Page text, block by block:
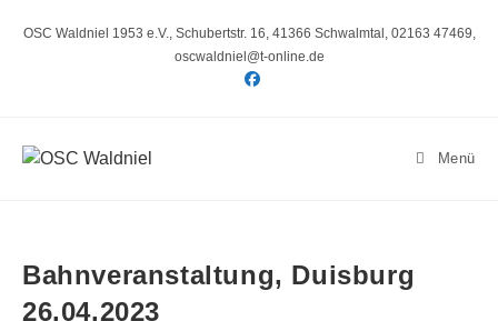
InhaltOSC Waldniel 1953 e.V., Schubertstr. 16, 41366 Schwalmtal, 02163 47469,
oscwaldniel@t-online.de
Menü
Bahnveranstaltung, Duisburg
26.04.2023